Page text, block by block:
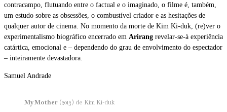
contracampo, flutuando entre o factual e o imaginado, o filme é, também,
um estudo sobre as obsessões, o combustível criador e as hesitações de
qualquer autor de cinema. No momento da morte de Kim Ki-duk, (re)ver o
experimentalismo biográfico encerrado em Arirang revelar-se-à experiência
catártica, emocional e – dependendo do grau de envolvimento do espectador
– inteiramente devastadora.
Samuel Andrade
My Mother (2013) de Kim Ki-duk